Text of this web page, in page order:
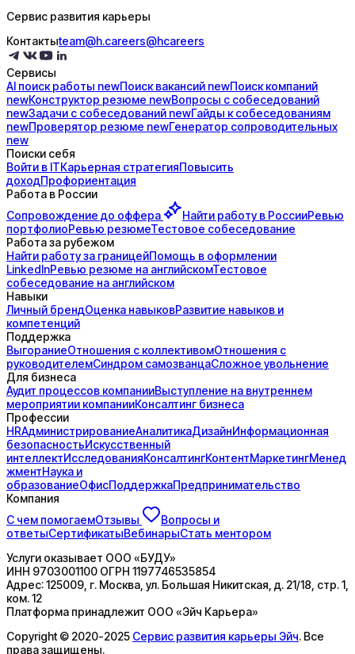
Сервис развития карьеры
Контактыteam@h.careers@hcareers
Сервисы
AI поискработы newПоисквакансий newПоисккомпаний
newКонструктор резюме newВопросы с собеседований
newЗадачи с собеседований newГайды ксобеседованиям
newПроверятор резюме newГенератор сопроводительных
new
Поиски себя
Войти в ITКарьерная стратегияПовысить
доходПрофориентация
Работа в России
Сопровождение до оффера Найти работу в РоссииРевью
портфолиоРевью резюмеТестовое собеседование
Работа за рубежом
Найти работу за границейПомощь в оформлении
LinkedInРевью резюме на английскомТестовое
собеседование на английском
Навыки
Личный брендОценка навыковРазвитие навыков и
компетенций
Поддержка
ВыгораниеОтношения с коллективомОтношения с
руководителемСиндром самозванцаСложное увольнение
Для бизнеса
Аудит процессов компанииВыступление на внутреннем
мероприятии компанииКонсалтинг бизнеса
Профессии
HRАдминистрированиеАналитикаДизайнИнформационная
безопасностьИскусственный
интеллектИсследованияКонсалтингКонтентМаркетингМенед
жментНаука и
образованиеОфисПоддержкаПредпринимательство
Компания
С чем помогаемОтзывы
Вопросы и
ответыСертификатыВебинарыСтать ментором
Услуги оказывает ООО «БУДУ»
ИНН 9703001100 ОГРН 1197746535854
Адрес:125009, г. Москва, ул. Большая Никитская, д. 21/18, стр. 1,
ком. 12
Платформа принадлежит ООО «Эйч Карьера»
Copyright © 2020-2025 Сервис развития карьеры Эйч. Все
права защищены.